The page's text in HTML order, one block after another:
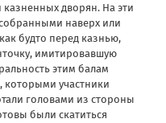
казненных дворян. На эти
наверх или
будто перед казнью,
имитировавшую
этим балам
участники
головами из стороны
были скатиться